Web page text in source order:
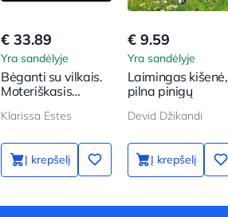
€ 33.89
Yra sandėlyje
Bėganti su vilkais.
Moteriškasis
ir pasakose
Klarissa Estes
Į krepšelį
€ 9.59
Yra sandėlyje
Laimingas kišenė,
pilna pinigų
Devid Džikandi
Į krepšelį